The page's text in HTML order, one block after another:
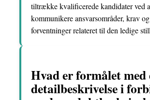
tiltrække kvalificerede kandidater ved
kommunikere ansvarsområder, krav og
forventninger relateret til den ledige
Hvad er formålet med
detailbeskrivelse i